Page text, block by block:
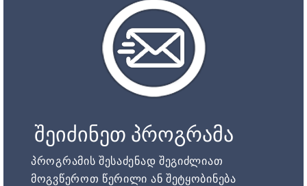
შეიძინეთ პროგრამა
პროგრამის შესაძენად შეგიძლიათ
მოგვწეროთ წერილი ან შეტყობინება